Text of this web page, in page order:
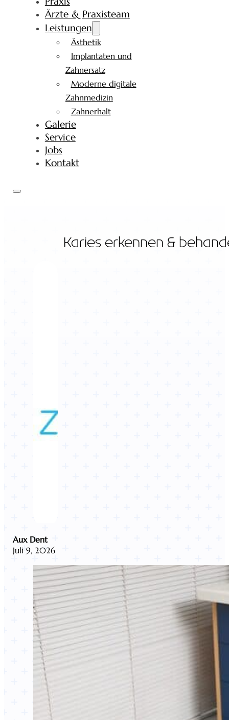
Ärzte & Praxisteam
Leistungen
Ästhetik
Implantaten und
Zahnersatz
Moderne digitale
Zahnmedizin
Zahnerhalt
Galerie
Service
Jobs
Kontakt
Karies erkennen &
Aux Dent
Juli 9, 2026